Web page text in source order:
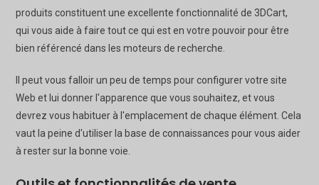
produits constituent une excellente fonctionnalité de 3DCart,
qui vous aide à faire tout ce qui est en votre pouvoir pour être
bien référencé dans les moteurs de recherche.
Il peut vous falloir un peu de temps pour configurer votre site
Web et lui donner l'apparence que vous souhaitez, et vous
devrez vous habituer à l'emplacement de chaque élément. Cela
vaut la peine d'utiliser la base de connaissances pour vous aider
à rester sur la bonne voie.